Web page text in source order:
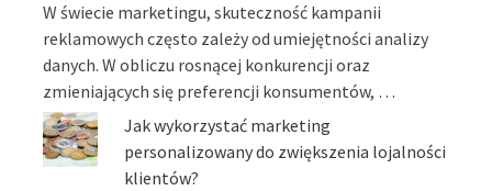
W świecie marketingu, skuteczność kampanii
reklamowych często zależy od umiejętności analizy
danych. W obliczu rosnącej konkurencji oraz
zmieniających się preferencji konsumentów, …
Jak wykorzystać marketing
personalizowany do zwiększenia lojalności
klientów?